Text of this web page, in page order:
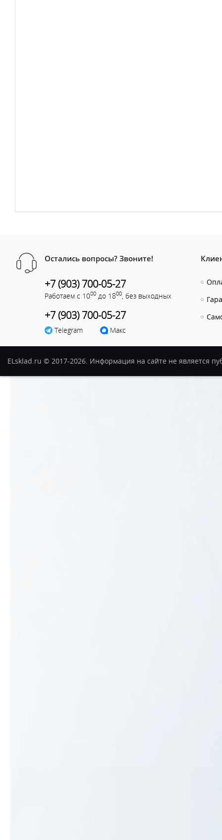
Остались вопросы? Звоните!
+7 (903) 700-05-27
Работаем с 1000 до 1800 , без выходных
+7 (903) 700-05-27
Telegram Макс
ELsklad.ru © 2017-2026. Информация на сайте не является